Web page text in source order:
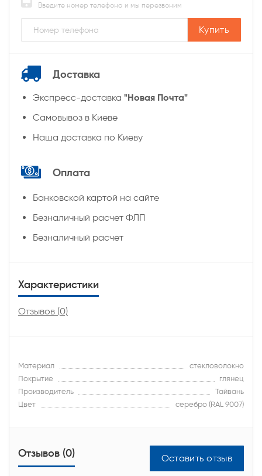
Введите номер телефона и мы перезвоним
Купить
Доставка
Экспресс-доставка "Новая Почта"
Самовывоз в Киеве
Наша доставка по Киеву
Оплата
Банковской картой на сайте
Безналичный расчет ФЛП
Безналичный расчет
Характеристики
Отзывов (0)
Материал
стекловолокно
Покрытие
глянец
Производитель
Тайвань
Цвет
серебро (RAL 9007)
Отзывов (0) Оставить отзыв